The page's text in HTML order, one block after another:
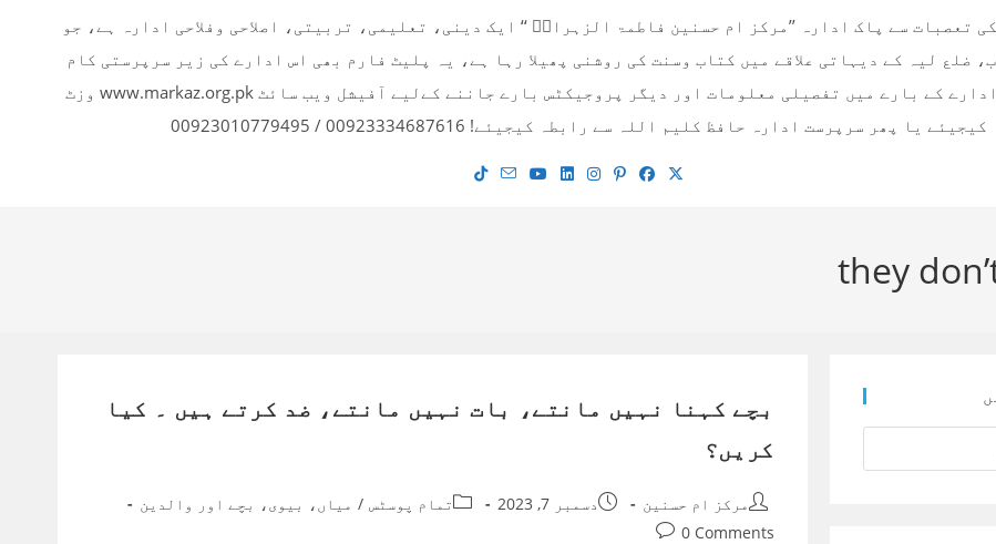
تعصبات سے پاک ادارہ ’’مرکز ام حسنین فاطمۃ الزہراءؓ ‘‘ ایک دینی، تعلیمی، تربیتی، اصلاحی وفلاحی ادارہ ہے، جو
ضلع لیہ کے دیہاتی علاقے میں کتاب وسنت کی روشنی پھیلا رہا ہے، یہ پلیٹ فارم بھی اس ادارے کی زیر سرپرستی کام
کر رہا ہے۔ ادارے کے بارے میں تفصیلی معلومات اور دیگر پروجیکٹس بارے جاننے کےلیے آفیشل ویب سائٹ www.markaz.org.pk وزٹ
کیجیئے یا پھر سرپرست ادارہ حافظ کلیم اللہ سے رابطہ کیجیئے! 00923334687616 / 00923010779495
they
بچے کہنا نہیں مانتے، بات نہیں مانتے، ضد کرتے ہیں ۔ کیا
کریں؟
Post
author:
مرکز ام حسنین
Postدسمبر 7, 2023
Postتمام پوسٹس / میاں، بیوی، بچے اور والدین
Post
0 Comments